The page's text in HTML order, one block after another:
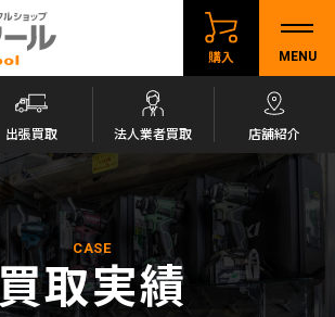
購入 MENU
出張買取 法人業者買取 店舗紹介
CASE
買取実績